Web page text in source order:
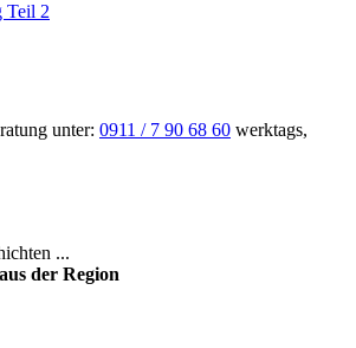
Teil 2
unter: 0911 / 7 90 68 60 werktags,
...
der Region